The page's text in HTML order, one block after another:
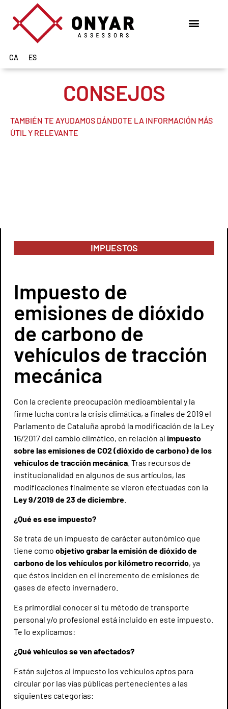
CA ES
CONSEJOS
TAMBIÉN TE AYUDAMOS DÁNDOTE LA INFORMACIÓN MÁS
ÚTIL Y RELEVANTE
IMPUESTOS
Impuesto de
emisiones de dióxido
de carbono de
vehículos de tracción
mecánica
Con la creciente preocupación medioambiental y la
firme lucha contra la crisis climática, a finales de 2019 el
Parlamento de Cataluña aprobó la modificación de la Ley
16/2017 del cambio climático, en relación al impuesto
sobre las emisiones de CO2 (dióxido de carbono) de los
vehículos de tracción mecánica . Tras recursos de
institucionalidad en algunos de sus artículos, las
modificaciones finalmente se vieron efectuadas con la
Ley 9/2019 de 23 de diciembre
¿Qué es ese impuesto?
Se trata de un impuesto de carácter autonómico que
tiene como objetivo grabar la emisión de dióxido de
carbono de los vehículos por kilómetro recorrido, ya
que éstos inciden en el incremento de emisiones de
gases de efecto invernadero.
Es primordial conocer si tu método de transporte
personal y/o profesional está incluido en este impuesto.
Te lo explicamos:
¿Qué vehículos se ven afectados?
Están sujetos al impuesto los vehículos aptos para
circular por las vías públicas pertenecientes a las
siguientes categorías: